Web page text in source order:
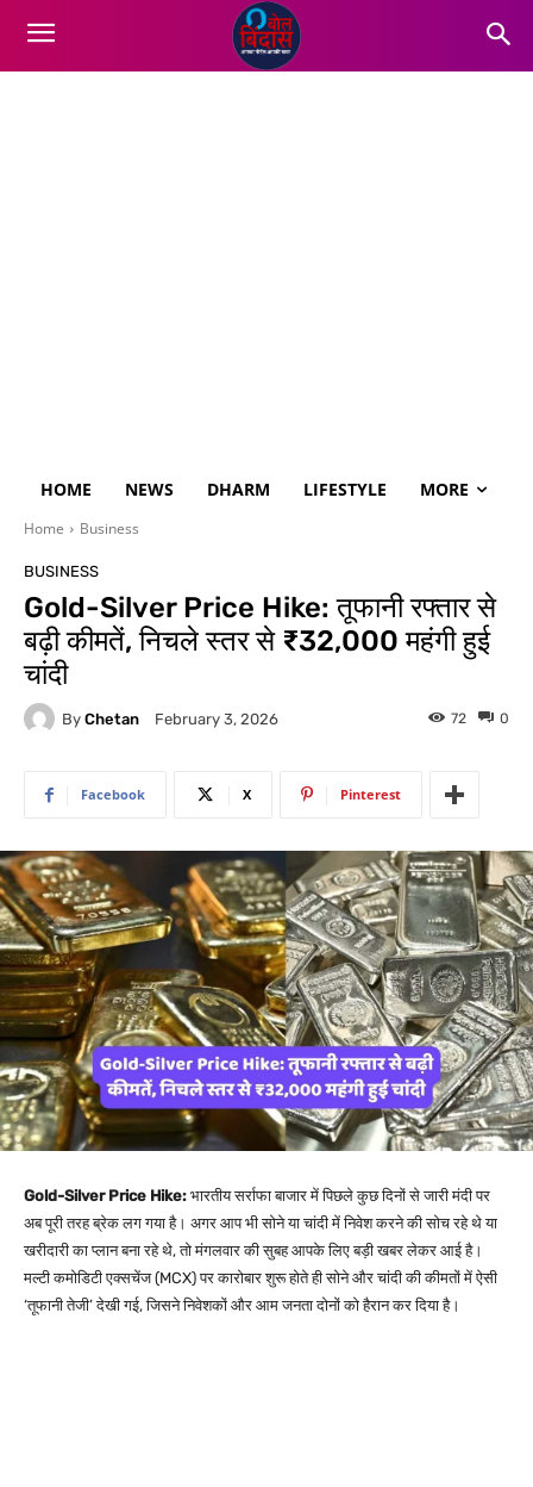
HOME NEWS DHARM LIFESTYLE MORE
Home Business
BUSINESS
Gold-Silver Price Hike: तूफानी रफ्तार से
बढ़ी कीमतें, निचले स्तर से ₹32,000 महंगी हुई
चांदी
By Chetan February 3, 2026 0
72
Facebook X Pinterest
Gold-Silver Price Hike: भारतीय सर्राफा बाजार में पिछले कुछ दिनों से जारी मंदी पर
अब पूरी तरह ब्रेक लग गया है। अगर आप भी सोने या चांदी में निवेश करने की सोच रहे थे या
खरीदारी का प्लान बना रहे थे, तो मंगलवार की सुबह आपके लिए बड़ी खबर लेकर आई है।
मल्टी कमोडिटी एक्सचेंज (MCX) पर कारोबार शुरू होते ही सोने और चांदी की कीमतों में ऐसी
‘तूफानी तेजी’ देखी गई, जिसने निवेशकों और आम जनता दोनों को हैरान कर दिया है।